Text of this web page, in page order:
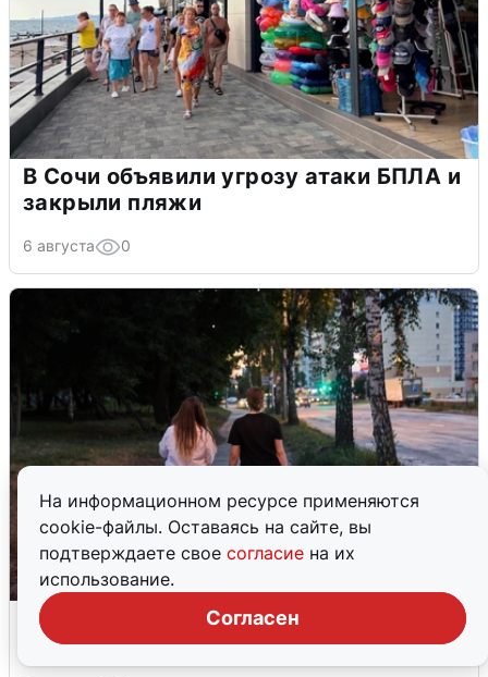
На информационном ресурсе применяются
cookie-файлы. Оставаясь на сайте, вы
подтверждаете свое согласие на их
использование.
Согласен
В Сочи объявили угрозу атаки БПЛА и
закрыли пляжи
6 августа 0
Опубликована карта отключений
воды в Воронеже